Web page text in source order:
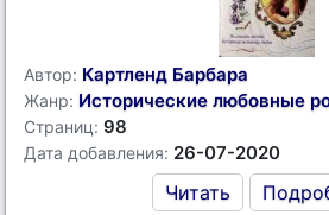
Автор: Картленд Барбара
Жанр: Исторические любовные
Страниц: 98
Дата добавления: 26-07-2020
Читать